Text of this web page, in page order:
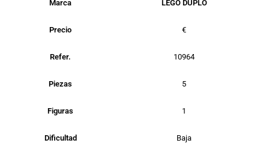
Marca LEGO DUPLO
Precio €
Refer. 10964
Piezas 5
Figuras 1
Dificultad Baja